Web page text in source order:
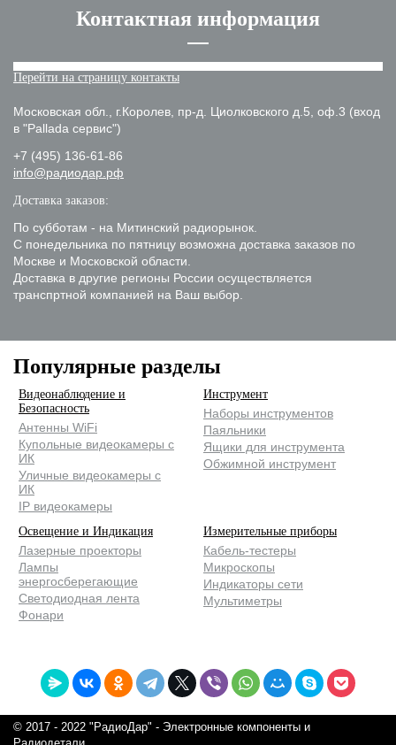
Контактная информация
Перейти на страницу контакты
Московская обл., г.Королев, пр-д. Циолковского д.5, оф.3 (вход
в "Pallada сервис")
+7 (495) 136-61-86
info@радиодар.рф
Доставка заказов:
По субботам - на Митинский радиорынок.
С понедельника по пятницу возможна доставка заказов по
Москве и Московской области.
Доставка в другие регионы России осуществляется
транспртной компанией на Ваш выбор.
Популярные разделы
Видеонаблюдение и
Безопасность
Антенны WiFi
Купольные видеокамеры с
ИК
Уличные видеокамеры с
ИК
IP видеокамеры
Инструмент
Наборы инструментов
Паяльники
Ящики для инструмента
Обжимной инструмент
Освещение и Индикация
Лазерные проекторы
Лампы
энергосберегающие
Светодиодная лента
Фонари
Измерительные приборы
Кабель-тестеры
Микроскопы
Индикаторы сети
Мультиметры
© 2017 - 2022 "РадиоДар" - Электронные компоненты и